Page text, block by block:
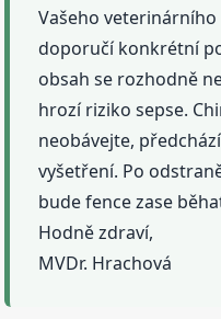
Vašeho
doporučí konkrétní
obsah se rozhodně
hrozí riziko sepse.
neobávejte,
vyšetření. Po
bude fence zase
Hodně zdraví,
MVDr. Hrachová